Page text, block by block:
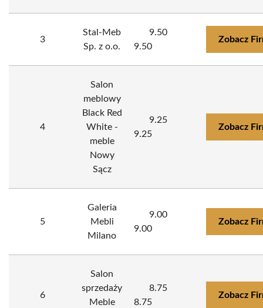
3
Stal-Meb
Sp. z o.o.
9.50
9.50
Zobacz
4
Salon
meblowy
Black Red
White -
meble
Nowy
Sącz
9.25
9.25
Zobacz
5
Galeria
Mebli
Milano
9.00
9.00
Zobacz
6
Salon
sprzedaży
Meble
8.75
8.75
Zobacz